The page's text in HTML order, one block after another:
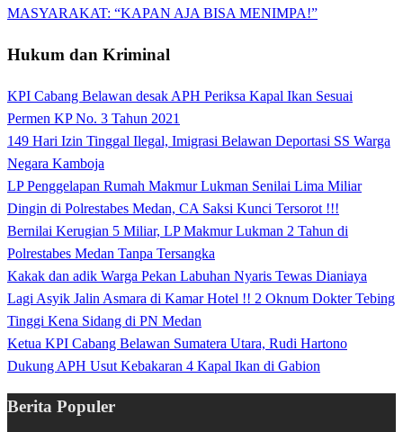
MASYARAKAT: “KAPAN AJA BISA MENIMPA!”
Hukum dan Kriminal
KPI Cabang Belawan desak APH Periksa Kapal Ikan Sesuai
Permen KP No. 3 Tahun 2021
149 Hari Izin Tinggal Ilegal, Imigrasi Belawan Deportasi SS Warga
Negara Kamboja
LP Penggelapan Rumah Makmur Lukman Senilai Lima Miliar
Dingin di Polrestabes Medan, CA Saksi Kunci Tersorot !!!
Bernilai Kerugian 5 Miliar, LP Makmur Lukman 2 Tahun di
Polrestabes Medan Tanpa Tersangka
Kakak dan adik Warga Pekan Labuhan Nyaris Tewas Dianiaya
Lagi Asyik Jalin Asmara di Kamar Hotel !! 2 Oknum Dokter Tebing
Tinggi Kena Sidang di PN Medan
Ketua KPI Cabang Belawan Sumatera Utara, Rudi Hartono
Dukung APH Usut Kebakaran 4 Kapal Ikan di Gabion
Berita Populer